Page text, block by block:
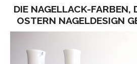
DIE NAGELLACK-FARBEN,
OSTERN NAGELDESIGN